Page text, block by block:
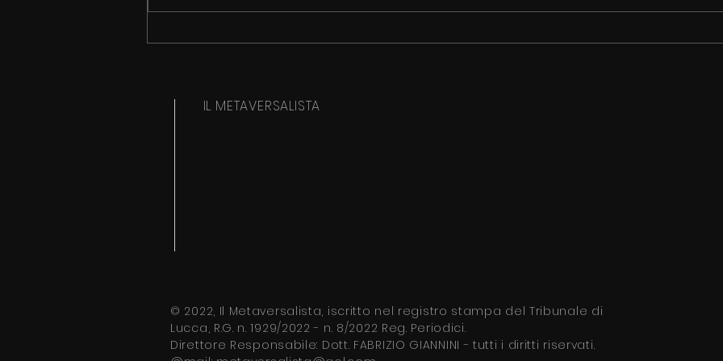
2050: 39 MILIONI DI MORTI DA
LEGIONELLA: AUMENTO DEI
IL METAVERSALISTA
© 2022, Il Metaversalista, iscritto nel registro stampa del Tribunale di
Lucca, R.G. n. 1929/2022 - n. 8/2022 Reg. Periodici.
Direttore Responsabile: Dott. FABRIZIO GIANNINI - tutti i diritti riservati.